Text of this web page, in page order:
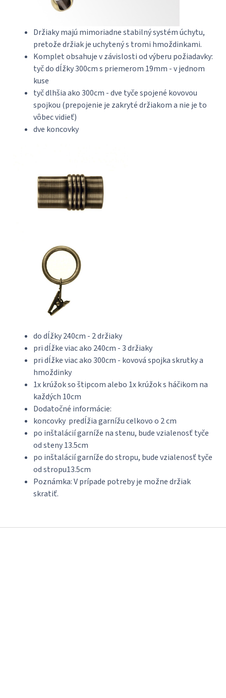
Držiaky majú mimoriadne stabilný systém úchytu,
pretože držiak je uchytený s tromi hmoždinkami.
Komplet obsahuje v závislosti od výberu požiadavky:
tyč do dĺžky 300cm s priemerom 19mm - v jednom
kuse
tyč dlhšia ako 300cm - dve tyče spojené kovovou
spojkou (prepojenie je zakryté držiakom a nie je to
vôbec vidieť)
dve koncovky
do dĺžky 240cm - 2 držiaky
pri dĺžke viac ako 240cm - 3 držiaky
pri dĺžke viac ako 300cm - kovová spojka skrutky a
hmoždinky
1x krúžok so štipcom alebo 1x krúžok s háčikom na
každých 10cm
Dodatočné informácie:
koncovky predĺžia garnížu celkovo o 2 cm
po inštalácií garníže na stenu, bude vzialenosť tyče
od steny 13.5cm
po inštalácií garníže do stropu, bude vzialenosť tyče
od stropu13.5cm
Poznámka: V prípade potreby je možne držiak
skratiť.